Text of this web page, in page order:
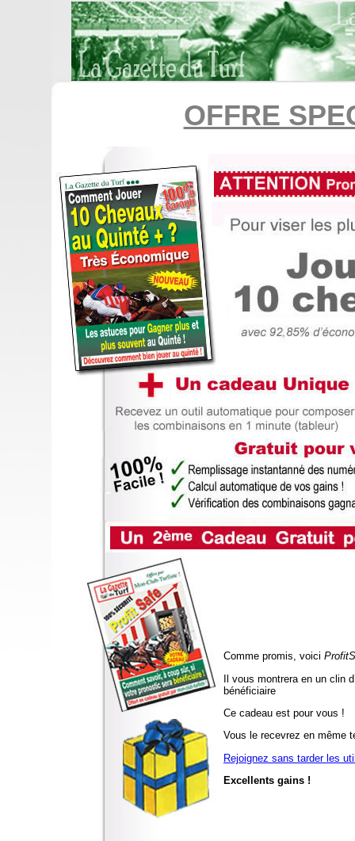
OFFRE
Comme promis, voici
Il vous montrera en un clin
bénéficiaire
Ce cadeau est pour vous !
Vous le recevrez en même
Rejoignez sans tarder les
Excellents gains !